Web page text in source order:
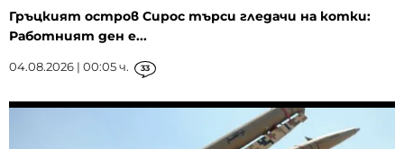
Гръцкият остров Сирос търси гледачи на котки:
Работният ден е...
04.08.2026 | 00:05 ч. 33